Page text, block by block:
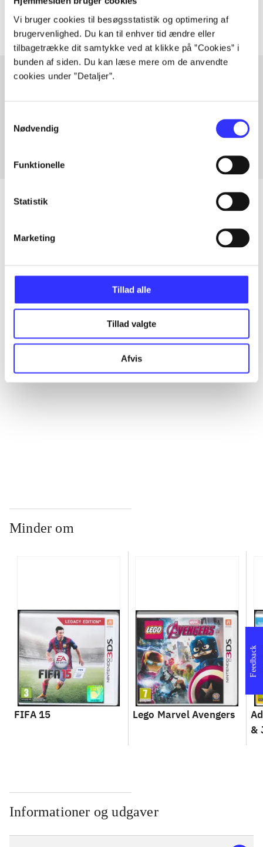
Vi bruger cookies til besøgsstatistik og optimering af
brugervenlighed. Du kan til enhver tid ændre eller
tilbagetrække dit samtykke ved at klikke på ”Cookies” i
bunden af siden. Du kan læse mere om de anvendte
cookies under ”Detaljer”.
Nødvendig
Funktionelle
Statistik
Marketing
Tillad alle
Tillad valgte
Afvis
Artikler
Minder om
FIFA 15 Lego Marvel Avengers
&
Informationer og udgaver
Feedback